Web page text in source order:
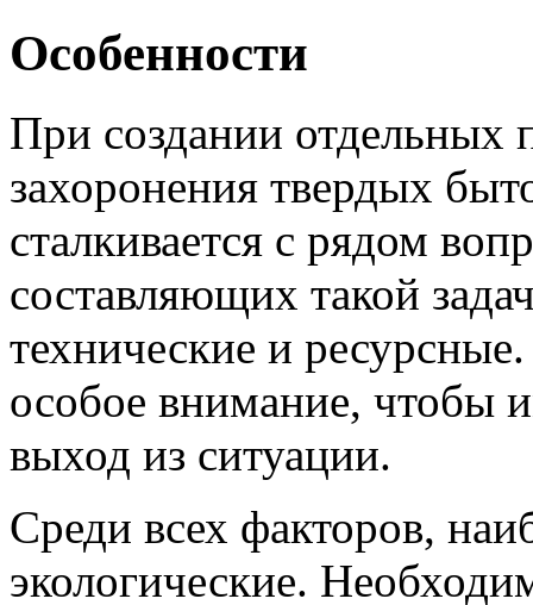
Особенности
При создании отдельных
захоронения твердых
сталкивается с рядом
составляющих такой
технические и
особое внимание, чтобы
выход из ситуации.
Среди всех факторов,
экологические.